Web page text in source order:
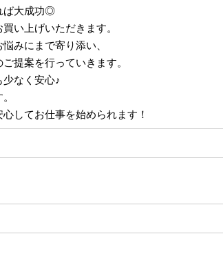
ば大成功◎
い上げいただきます。
みにまで寄り添い、
提案を行っていきます。
なく安心♪
してお仕事を始められます！